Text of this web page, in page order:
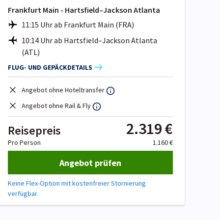
Frankfurt Main - Hartsfield–Jackson Atlanta
11:15 Uhr ab Frankfurt Main (FRA)
10:14 Uhr ab Hartsfield–Jackson Atlanta
(ATL)
FLUG- UND GEPÄCKDETAILS
Angebot ohne Hoteltransfer
Angebot ohne Rail & Fly
Reisepreis 2.319 €
Pro Person 1.160 €
Angebot prüfen
Keine Flex-Option mit kostenfreier Stornierung
verfügbar.